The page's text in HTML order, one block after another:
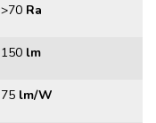
>70 Ra
150 lm
75 lm/W